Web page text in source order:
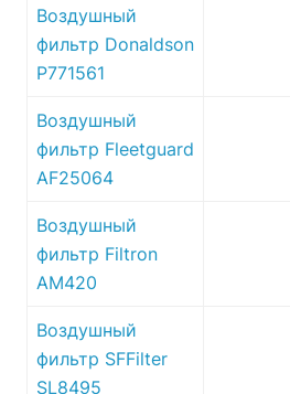
Воздушный
фильтр Donaldson
P771561
Воздушный
фильтр Fleetguard
AF25064
Воздушный
фильтр Filtron
AM420
Воздушный
фильтр SFFilter
SL8495